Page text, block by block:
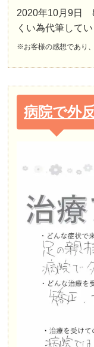
2020年10月9日
くい為代筆して
※お客様の感想であり
病院で外